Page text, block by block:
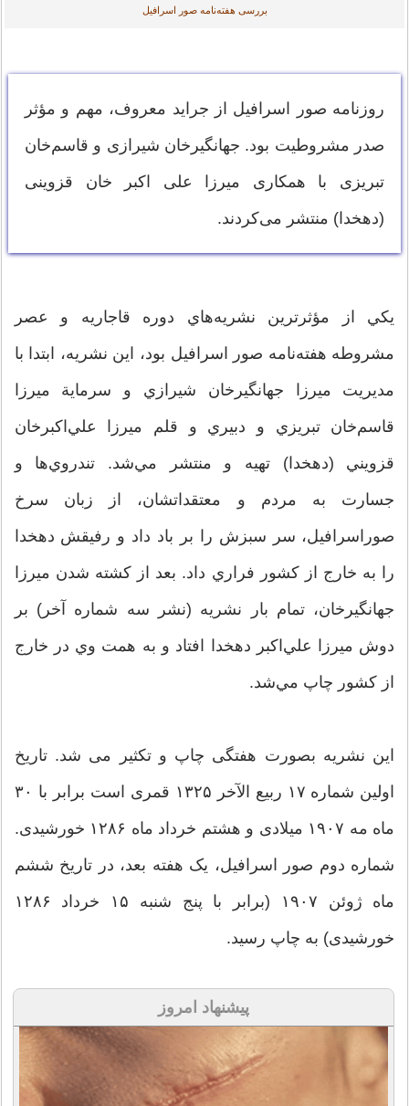
بررسی هفته‌نامه صور اسرافیل
روزنامه صور اسرافیل از جراید معروف، مهم و مؤثر
صدر مشروطیت بود. جهانگیرخان شیرازی و قاسم‌خان
تبریزی با همکاری میرزا علی اکبر خان قزوینی
(دهخدا) منتشر می‌کردند.
يكي از مؤثرترين نشريه‌هاي دوره قاجاريه و عصر
مشروطه هفته‌نامه صور اسرافيل بود، اين نشريه، ابتدا با
مديريت ميرزا جهانگير‌خان شيرازي و سرماية ميرزا
قاسم‌خان تبريزي و دبيري و قلم ميرزا علي‌اكبرخان
قزويني (دهخدا) تهيه و منتشر مي‌شد. تندروي‌ها و
جسارت به مردم و معتقداتشان، از زبان سرخ
صوراسرافيل، سر سبزش را بر باد داد و رفيقش دهخدا
را به خارج از كشور فراري داد. بعد از كشته شدن ميرزا
جهانگيرخان، تمام بار نشريه (نشر سه شماره آخر) بر
دوش ميرزا علي‌اكبر دهخدا افتاد و به همت وي در خارج
از كشور چاپ مي‌شد.
این نشریه بصورت هفتگی چاپ و تکثیر می شد. تاریخ
اولین شماره ۱۷ ربیع الآخر ۱۳۲۵ قمری است برابر با ۳۰
ماه مه ۱۹۰۷ میلادی و هشتم خرداد ماه ۱۲۸۶ خورشیدی.
شماره دوم صور اسرافیل، یک هفته بعد، در تاریخ ششم
ماه ژوئن ۱۹۰۷ (برابر با پنج شنبه ۱۵ خرداد ۱۲۸۶
خورشیدی) به چاپ رسید.
پیشنهاد امروز